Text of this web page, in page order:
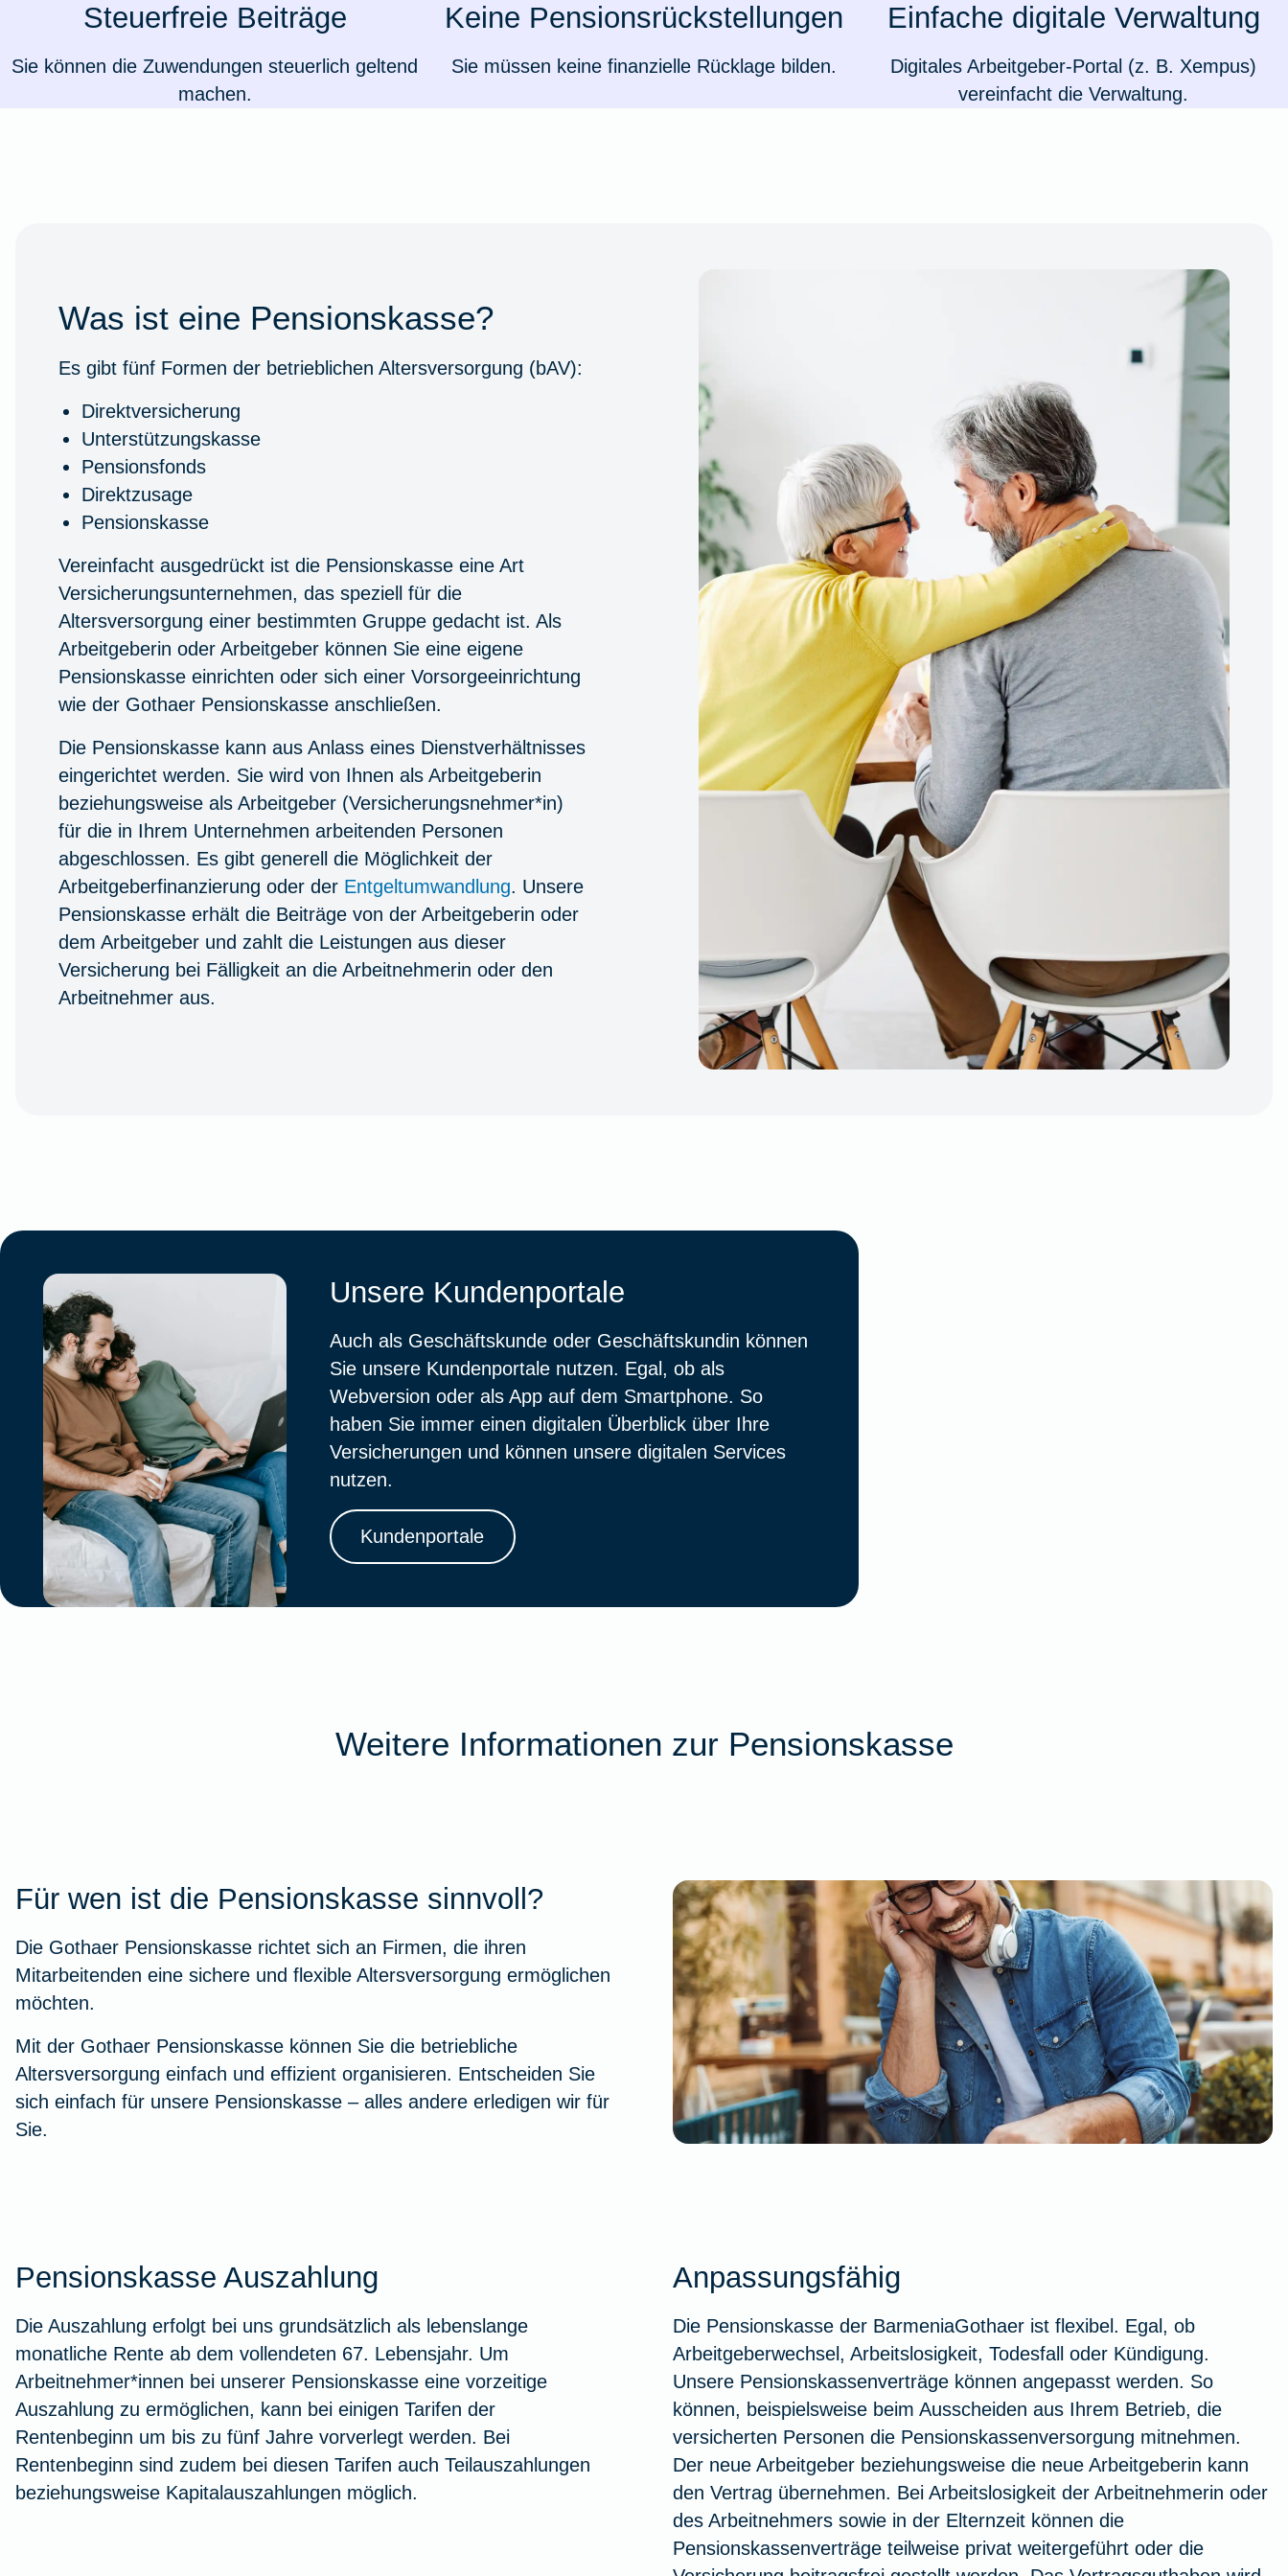
Ausstellungsversicherung
Valorenversicherung
Weil du wichtig bist
Steuerfreie Beiträge
Sie können die Zuwendungen steuerlich geltend
machen.
Keine Pensionsrückstellungen
Sie müssen keine finanzielle Rücklage bilden.
Einfache digitale Verwaltung
Digitales Arbeitgeber-Portal (z. B. Xempus)
vereinfacht die Verwaltung.
Was ist eine Pensionskasse?
Es gibt fünf Formen der betrieblichen Altersversorgung (bAV):
Direktversicherung
Unterstützungskasse
Pensionsfonds
Direktzusage
Pensionskasse
Vereinfacht ausgedrückt ist die Pensionskasse eine Art
Versicherungsunternehmen, das speziell für die
Altersversorgung einer bestimmten Gruppe gedacht ist. Als
Arbeitgeberin oder Arbeitgeber können Sie eine eigene
Pensionskasse einrichten oder sich einer Vorsorgeeinrichtung
wie der Gothaer Pensionskasse anschließen.
Die Pensionskasse kann aus Anlass eines Dienstverhältnisses
eingerichtet werden. Sie wird von Ihnen als Arbeitgeberin
beziehungsweise als Arbeitgeber (Versicherungsnehmer*in)
für die in Ihrem Unternehmen arbeitenden Personen
abgeschlossen. Es gibt generell die Möglichkeit der
Arbeitgeberfinanzierung oder der Entgeltumwandlung. Unsere
Pensionskasse erhält die Beiträge von der Arbeitgeberin oder
dem Arbeitgeber und zahlt die Leistungen aus dieser
Versicherung bei Fälligkeit an die Arbeitnehmerin oder den
Arbeitnehmer aus.
Unsere Kundenportale
Auch als Geschäftskunde oder Geschäftskundin können
Sie unsere Kundenportale nutzen. Egal, ob als
Webversion oder als App auf dem Smartphone. So
haben Sie immer einen digitalen Überblick über Ihre
Versicherungen und können unsere digitalen Services
nutzen.
Kundenportale
Weitere Informationen zur Pensionskasse
Für wen ist die Pensionskasse sinnvoll?
Die Gothaer Pensionskasse richtet sich an Firmen, die ihren
Mitarbeitenden eine sichere und flexible Altersversorgung ermöglichen
möchten.
Mit der Gothaer Pensionskasse können Sie die betriebliche
Altersversorgung einfach und effizient organisieren. Entscheiden Sie
sich einfach für unsere Pensionskasse – alles andere erledigen wir für
Sie.
Pensionskasse Auszahlung
Die Auszahlung erfolgt bei uns grundsätzlich als lebenslange
monatliche Rente ab dem vollendeten 67. Lebensjahr. Um
Arbeitnehmer*innen bei unserer Pensionskasse eine vorzeitige
Auszahlung zu ermöglichen, kann bei einigen Tarifen der
Rentenbeginn um bis zu fünf Jahre vorverlegt werden. Bei
Rentenbeginn sind zudem bei diesen Tarifen auch Teilauszahlungen
beziehungsweise Kapitalauszahlungen möglich.
Anpassungsfähig
Die Pensionskasse der BarmeniaGothaer ist flexibel. Egal, ob
Arbeitgeberwechsel, Arbeitslosigkeit, Todesfall oder Kündigung.
Unsere Pensionskassenverträge können angepasst werden. So
können, beispielsweise beim Ausscheiden aus Ihrem Betrieb, die
versicherten Personen die Pensionskassenversorgung mitnehmen.
Der neue Arbeitgeber beziehungsweise die neue Arbeitgeberin kann
den Vertrag übernehmen. Bei Arbeitslosigkeit der Arbeitnehmerin oder
des Arbeitnehmers sowie in der Elternzeit können die
Pensionskassenverträge teilweise privat weitergeführt oder die